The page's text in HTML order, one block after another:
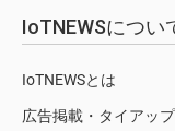
IoTNEWSについ
IoTNEWSとは
広告掲載・タイアップ